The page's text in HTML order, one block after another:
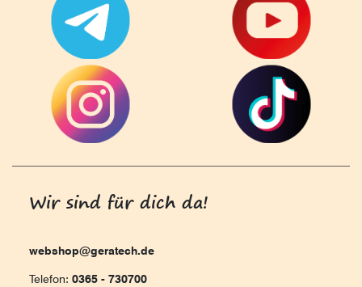
Wir sind für dich da!
webshop@geratech.de
Telefon: 0365 - 730700